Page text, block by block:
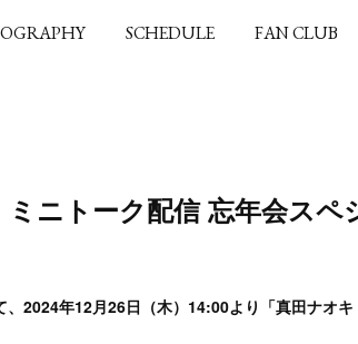
SCHEDULE FAN CLUB
ニトーク配信 忘年会スペ
2024年12月26日（木）14:00より「真田ナオ